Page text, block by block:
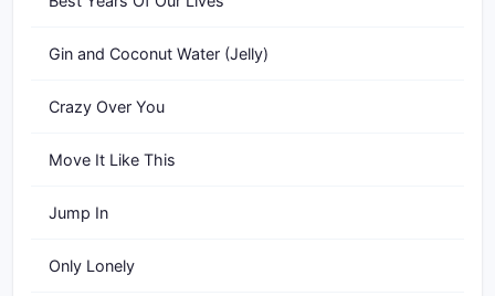
Gin and Coconut Water (Jelly)
Crazy Over You
Move It Like This
Jump In
Only Lonely